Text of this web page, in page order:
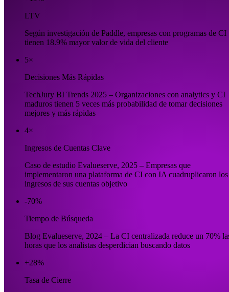
LTV
Según investigación de Paddle, empresas con programas de CI
tienen 18.9% mayor valor de vida del cliente
5×
Decisiones Más Rápidas
TechJury BI Trends 2025 – Organizaciones con analytics y CI
maduros tienen 5 veces más probabilidad de tomar decisiones
mejores y más rápidas
4×
Ingresos de Cuentas Clave
Caso de estudio Evalueserve, 2025 – Empresas que
implementaron una plataforma de CI con IA cuadruplicaron los
ingresos de sus cuentas objetivo
-70%
Tiempo de Búsqueda
Blog Evalueserve, 2024 – La CI centralizada reduce un 70%
horas que los analistas desperdician buscando datos
+28%
Tasa de Cierre